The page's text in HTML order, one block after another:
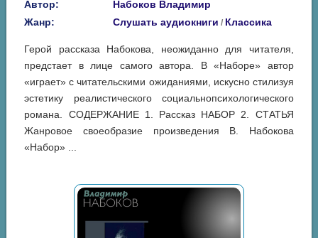
Автор:
Набоков Владимир
Жанр:
Слушать аудиокниги / Классика
Герой рассказа Набокова, неожиданно для читателя,
предстает в лице самого автора. В «Наборе» автор
«играет» с читательскими ожиданиями, искусно стилизуя
эстетику реалистического социальнопсихологического
романа. СОДЕРЖАНИЕ 1. Рассказ НАБОР 2. СТАТЬЯ
Жанровое своеобразие произведения В. Набокова
«Набор» ...